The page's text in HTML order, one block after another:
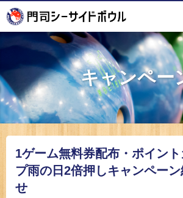
キャンペー
1ゲーム無料券配布・ポイン
プ雨の日2倍押しキャンペー
せ